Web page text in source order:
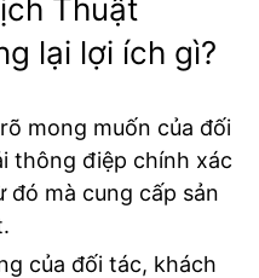
Thuật
lại lợi ích gì?
mong muốn của đối
thông điệp chính xác
mà cung cấp sản
của đối tác, khách